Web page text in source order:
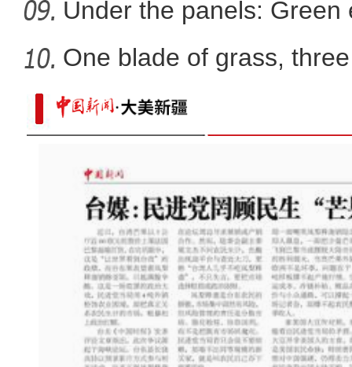
新疆：冬不拉伴奏 警民公园内
energ
Under the panels: Green
more
One blade of grass,